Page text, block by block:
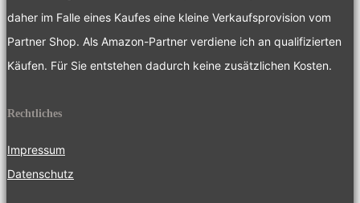
daher im Falle eines Kaufes eine kleine Verkaufsprovision vom
Partner Shop. Als Amazon-Partner verdiene ich an qualifizierten
Käufen. Für Sie entstehen dadurch keine zusätzlichen Kosten.
Rechtliches
Impressum
Datenschutz